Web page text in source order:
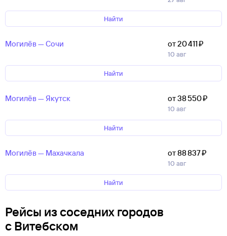
Найти
Могилёв — Сочи от 20 ⁠411 ⁠₽
10 авг
Найти
Могилёв — Якутск от 38 ⁠550 ⁠₽
10 авг
Найти
Могилёв — Махачкала от 88 ⁠837 ⁠₽
10 авг
Найти
Рейсы из соседних городов
с Витебском